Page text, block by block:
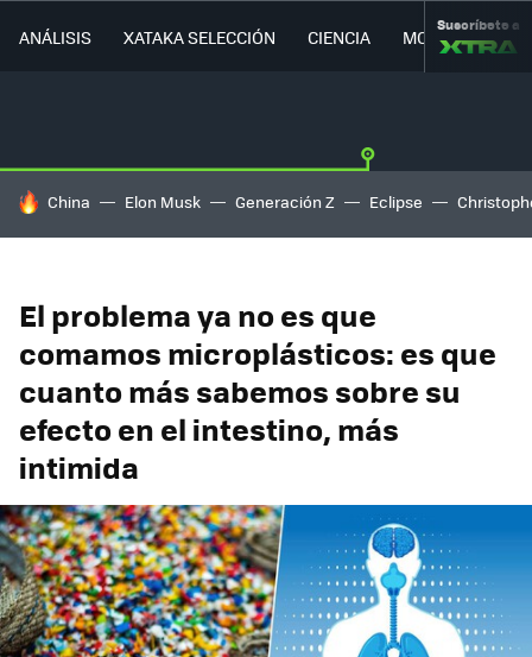
ANÁLISIS XATAKA SELECCIÓN CIENCIA MOVILIDAD
Suscríbete a
HOY SE HABLA DE
China Elon Musk Generación Z Eclipse
El problema ya no es que
comamos microplásticos: es que
cuanto más sabemos sobre su
efecto en el intestino, más
intimida